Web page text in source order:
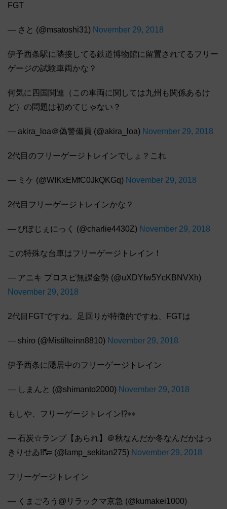
FGT
— さと (@msatoshi31) November 29, 2018
伊予西条駅に隣接してる鉄道博物館に留置されてるフリー
ゲージの試験車両かな？
何気に四国関連（この車両に関しては九州も関係あるけ
ど）の問題は初めてじゃない？
— akira_loa＠偽警備員 (@akira_loa) November 29, 2018
2代目のフリーゲージトレインでしょ？これ
— ミケ (@WIKxEMfC0JkQKGq) November 29, 2018
2代目フリーゲージトレインかな？
— ぴぽじぇにっく (@charlie4430Z) November 29, 2018
この特殊な台車はフリーゲージトレイン！
— アニキ プロスピ無課金勢 (@uXDYfw5YcKBNVXh)
November 29, 2018
2代目FGTですね。足回りが特徴的ですね、FGTは
— shiro (@Mistilteinn8810) November 29, 2018
伊予西条に隠居中のフリーゲージトレイン
— しまんと (@shimanto2000) November 29, 2018
もしや、フリーゲージトレイン!?👀
— 石炭☆ランプ【あられ】＠秋なんだか冬なんだかはっ
きりせゐ!!🐑 (@lamp_sekitan275) November 29, 2018
フリーゲージトレイン
— くまごろう@リラックマ京急 (@kumakei1000)